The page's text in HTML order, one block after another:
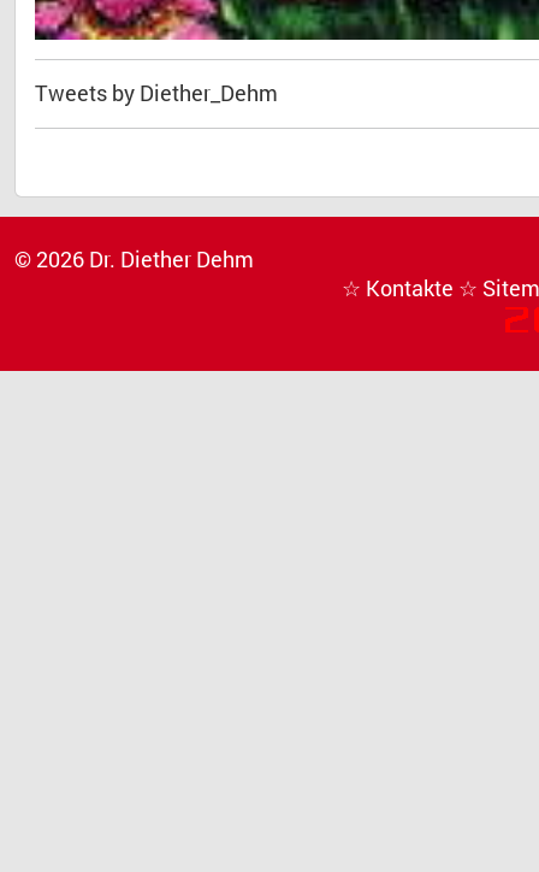
Tweets by Diether_Dehm
© 2026 Dr. Diether Dehm
☆ Kontakte ☆